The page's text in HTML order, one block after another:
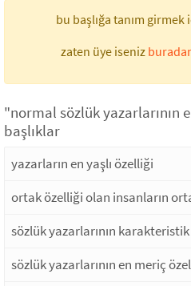
bu başlığa tanım girmek
zaten üye iseniz
"normal sözlük yazarlarının
başlıklar
yazarların en yaşlı özelliği
ortak özelliği olan insanların
sözlük yazarlarının
sözlük yazarlarının en meriç